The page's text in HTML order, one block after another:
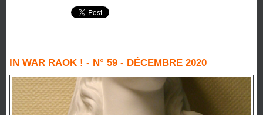
IN WAR RAOK ! - N° 59 - DÉCEMBRE 2020